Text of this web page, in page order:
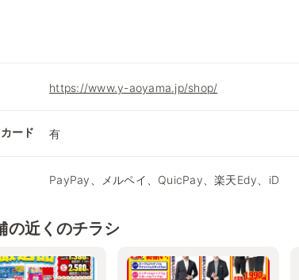
https://www.y-aoyama.jp/shop/
ード 有
PayPay、メルペイ、QuicPay、楽天Edy、iD
の近くのチラシ